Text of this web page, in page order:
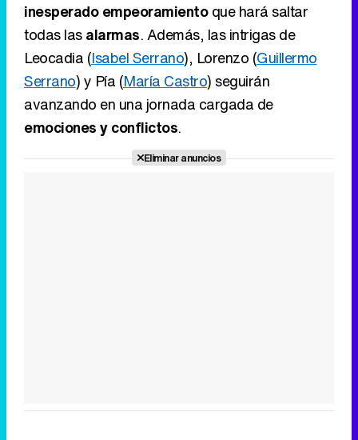
inesperado empeoramientoque hará saltar
todas lasalarmas. Además, las intrigas de
Leocadia (Isabel Serrano), Lorenzo (Guillermo
Serrano) y Pía (María Castro) seguirán
avanzando en una jornada cargada de
emociones y conflictos.
Eliminar anuncios